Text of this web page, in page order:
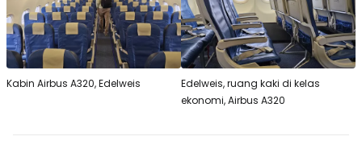
Kabin Airbus A320, Edelweis
Edelweis, ruang kaki di kelas
ekonomi, Airbus A320